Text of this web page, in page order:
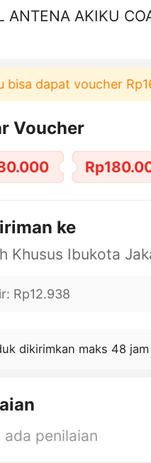
ANTENA AKIKU
dapat voucher
Voucher
ke
: Rp12.938
dikirimkan maks 48 jam
ada penilaian